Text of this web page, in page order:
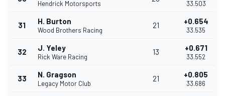
Hendrick Motorsports 33.503
31 H. Burton
Wood Brothers Racing
21 +0.654
33.535
32 J. Yeley
Rick Ware Racing
13 +0.671
33.552
33 N. Gragson
Legacy Motor Club
21 +0.805
33.686